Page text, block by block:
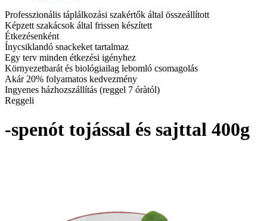
Professzionális táplálkozási szakértők által összeállított
Képzett szakácsok által frissen készített
Étkezésenként
Ínycsiklandó snackeket tartalmaz
Egy terv minden étkezési igényhez
Környezetbarát és biológiailag lebomló csomagolás
Akár 20% folyamatos kedvezmény
Ingyenes házhozszállítás (reggel 7 óràtól)
Reggeli
-spenót tojással és sajttal 400g